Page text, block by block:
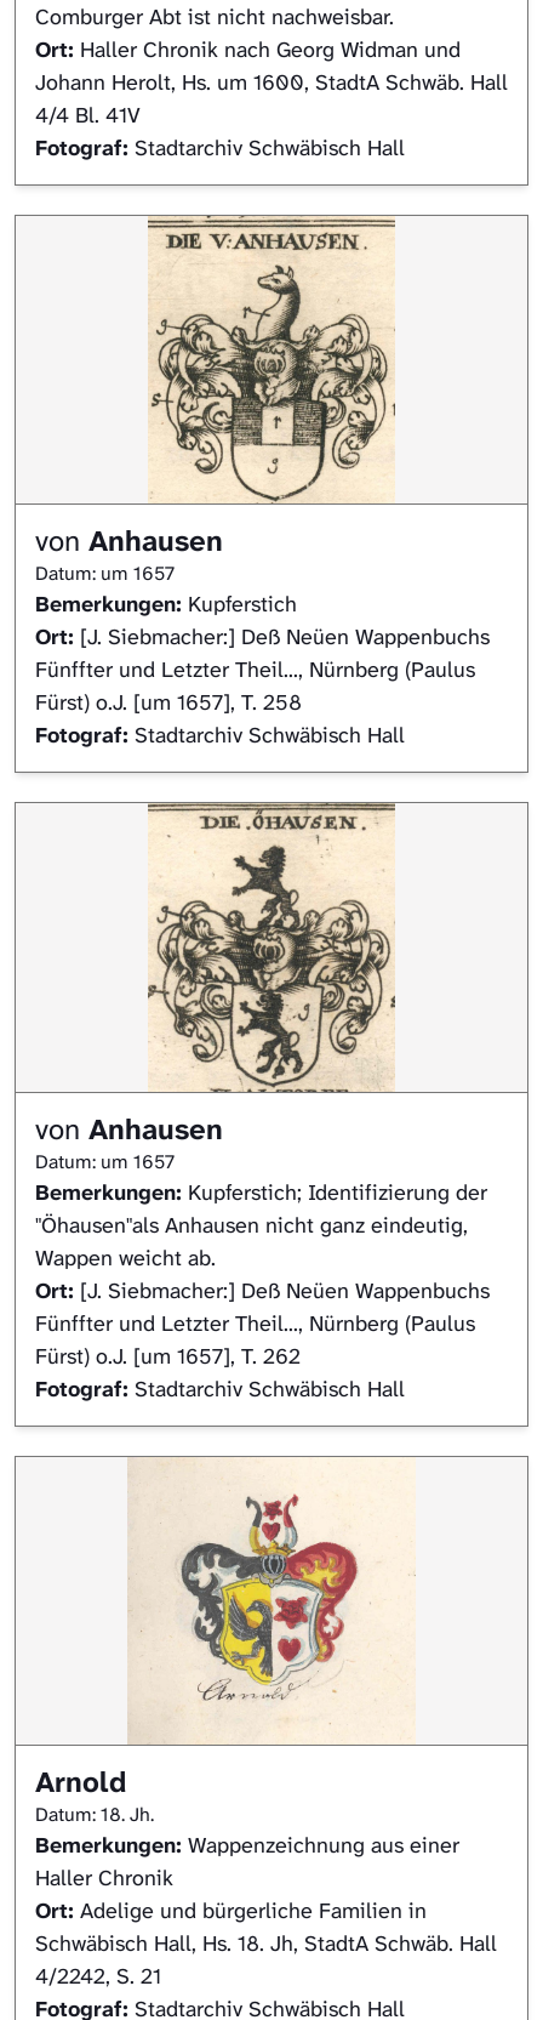
Comburger Abt ist nicht nachweisbar.
Ort: Haller Chronik nach Georg Widman und
Johann Herolt, Hs. um 1600, StadtA Schwäb. Hall
4/4 Bl. 41V
Fotograf: Stadtarchiv Schwäbisch Hall
von Anhausen
Datum: um 1657
Bemerkungen: Kupferstich
Ort: [J. Siebmacher:] Deß Neüen Wappenbuchs
Fünffter und Letzter Theil..., Nürnberg (Paulus
Fürst) o.J. [um 1657], T. 258
Fotograf: Stadtarchiv Schwäbisch Hall
von Anhausen
Datum: um 1657
Bemerkungen: Kupferstich; Identifizierung der
"Öhausen"als Anhausen nicht ganz eindeutig,
Wappen weicht ab.
Ort: [J. Siebmacher:] Deß Neüen Wappenbuchs
Fünffter und Letzter Theil..., Nürnberg (Paulus
Fürst) o.J. [um 1657], T. 262
Fotograf: Stadtarchiv Schwäbisch Hall
Arnold
Datum: 18. Jh.
Bemerkungen: Wappenzeichnung aus einer
Haller Chronik
Ort: Adelige und bürgerliche Familien in
Schwäbisch Hall, Hs. 18. Jh, StadtA Schwäb. Hall
4/2242, S. 21
Fotograf: Stadtarchiv Schwäbisch Hall
Kontakt